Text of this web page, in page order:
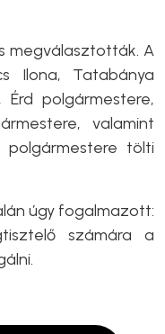
megválasztották. A
Ilona, Tatabánya
Érd polgármestere,
valamint
polgármestere tölti
úgy fogalmazott:
számára a